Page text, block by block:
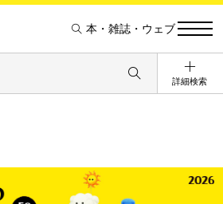
本・雑誌・ウェブ
詳細検索